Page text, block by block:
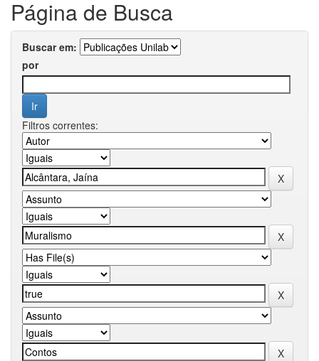
Página de Busca
Buscar em:
por
Filtros correntes: